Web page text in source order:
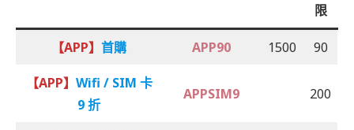
限
【APP】 首購 APP90 1500 90
【APP】 Wifi / SIM 卡
9 折
APPSIM9 200